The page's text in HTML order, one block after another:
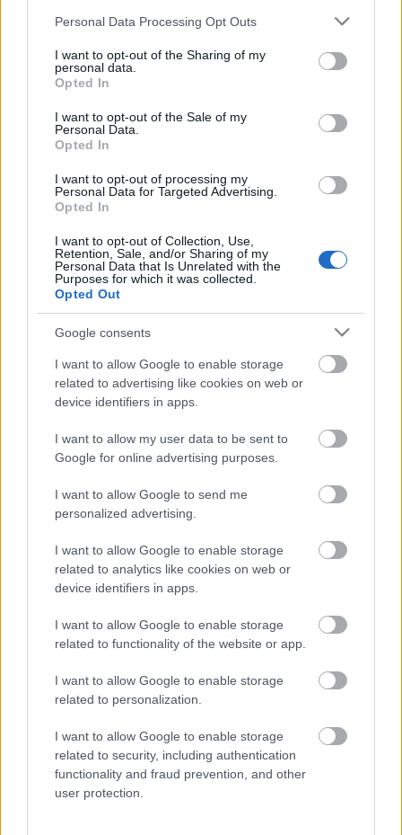
Please note that this website/app uses one or more Google
not limited to your visit or usage behaviour. You may click to
grant or deny consent to Google and its third-party tags to
use your data for below specified purposes in below Google
consent section.
Personal Data Processing Opt Outs
I want to opt-out of the Sharing of my
personal data.
Opted In
I want to opt-out of the Sale of my
Personal Data.
Opted In
I want to opt-out of processing my
Personal Data for Targeted Advertising.
Opted In
I want to opt-out of Collection, Use,
Retention, Sale, and/or Sharing of my
Personal Data that Is Unrelated with the
Purposes for which it was collected.
Opted Out
Google consents
I want to allow Google to enable storage
related to advertising like cookies on web or
device identifiers in apps.
I want to allow my user data to be sent to
Google for online advertising purposes.
I want to allow Google to send me
personalized advertising.
I want to allow Google to enable storage
related to analytics like cookies on web or
device identifiers in apps.
I want to allow Google to enable storage
related to functionality of the website or app.
I want to allow Google to enable storage
related to personalization.
I want to allow Google to enable storage
related to security, including authentication
functionality and fraud prevention, and other
user protection.
egymással. Nem a beszédünk az ocsmány, hanem
azok az élethelyzetek ocsmányak - és itt korántsem a
szeretkezésről van szó -, amelyekbe néha
belekényszerülünk. Azok a beszorított helyzetek,
mint hogy azt mondja:menj a .....ba
Elküldeni valakit melegebb éghajlatra, még mindig
szavakat avatott, jó költők használják, nagyon
szépek, szellemesek és elegánsak tudnak lenni. Az
egyik legtrágárabb beszédű népnek tartanak
bennünket (a kínaiakkal együtt). De a francia
nyelvben legalább száz megnevezése van a férfi és
női nemi szervnek, csakhogy ők használják is ezeket
a megnevezéseket. Valószínűleg náluk éppen ezért
nem váltak trágár szavakká.
Az előadásban négyen - hárman férfiak és egy nő -
olvassuk fel ezeket a szövegeket, olykor zenei
önmagában való disznólkodás, mert annak semmi
értelme. A cél hogyan lehet megmutatni, hogy ez
nem a közönségesség kategóriája, hanem helye,
rangja van az életünkben, és hogy lehet ezeket a
szavakat szépen, szellemesen használni is.
Pornográfia nincs az előadásban. Ebben az
előadásban csak erotika van, nem a
megbotránkoztatás szándékával született.
Reményeink szerint az előadás az elfogadott jó ízlés
határain belül van - dacára annak, hogy kívül van
Erről meggyőződhetnek2014. május 21-én
19.30 -kor a Moha Café Kortárs Galériáján